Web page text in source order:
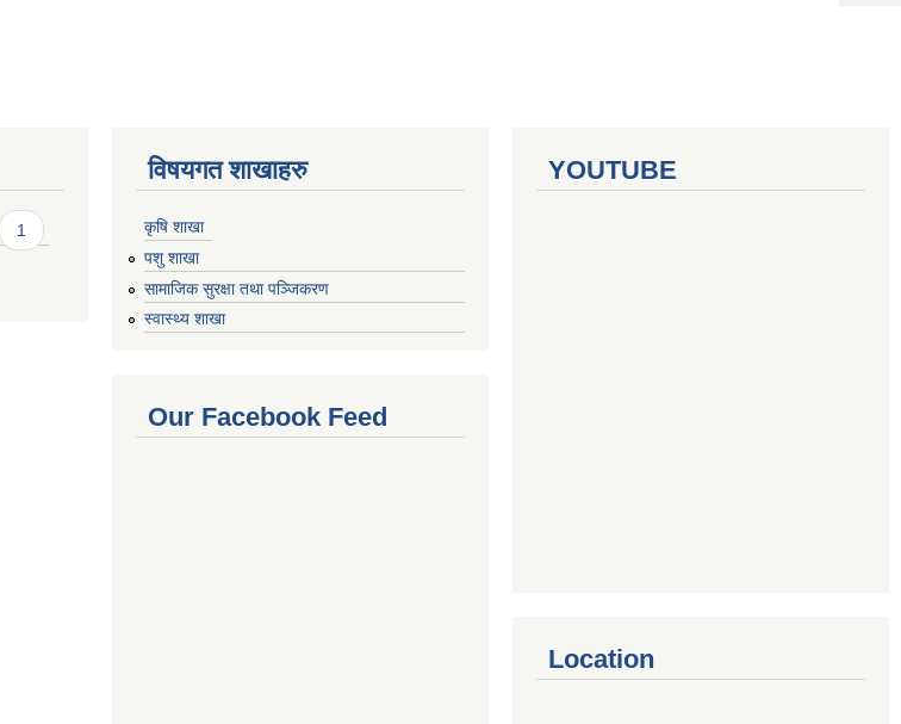
1
विषयगत शाखाहरु
कृषि शाखा
पशु शाखा
सामाजिक सुरक्षा तथा पञ्जिकरण
स्वास्थ्य शाखा
Our Facebook Feed
YOUTUBE
Location